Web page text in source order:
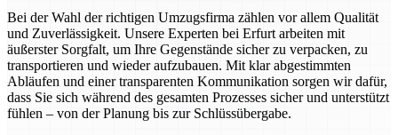
Bei der Wahl der richtigen Umzugsfirma zählen vor allem Qualität
und Zuverlässigkeit. Unsere Experten bei Erfurt arbeiten mit
äußerster Sorgfalt, um Ihre Gegenstände sicher zu verpacken, zu
transportieren und wieder aufzubauen. Mit klar abgestimmten
Abläufen und einer transparenten Kommunikation sorgen wir dafür,
dass Sie sich während des gesamten Prozesses sicher und unterstützt
fühlen – von der Planung bis zur Schlüssübergabe.